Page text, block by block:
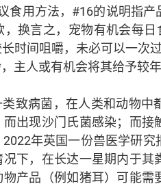
食用方法，#16的说明指
换言之，宠物有机会每
时间咀嚼，未必可以一次
主人或有机会将其给予较年
致病菌，在人类和动物
出现沙门氏菌感染；而
年英国一份兽医学研
下，在长达一星期内于
产品（例如猪耳）可能